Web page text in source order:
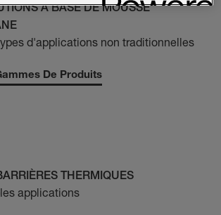
À BASE DE MOUSSE
d'applications non traditionnelles
De Produits
THERMIQUES
applications